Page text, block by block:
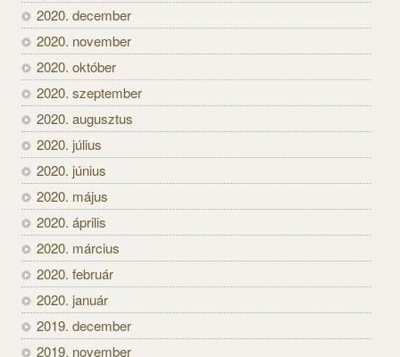
2020. december
2020. november
2020. október
2020. szeptember
2020. augusztus
2020. július
2020. június
2020. május
2020. április
2020. március
2020. február
2020. január
2019. december
2019. november